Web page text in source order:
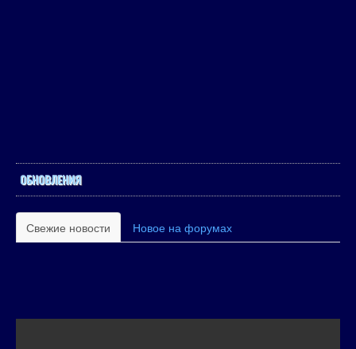
ОБНОВЛЕНИЯ
Свежие новости Новое на форумах